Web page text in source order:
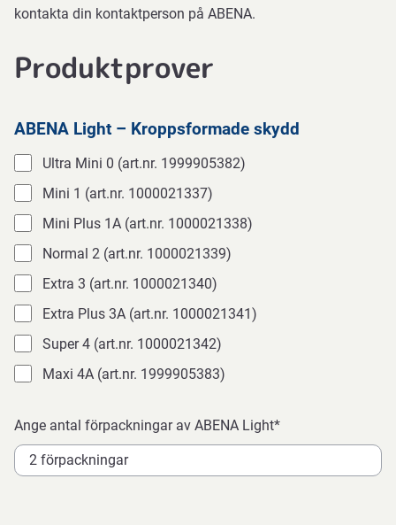
kontakta din kontaktperson på ABENA.
Produktprover
ABENA Light – Kroppsformade skydd
Ultra Mini 0 (art.nr. 1999905382)
Mini 1 (art.nr. 1000021337)
Mini Plus 1A (art.nr. 1000021338)
Normal 2 (art.nr. 1000021339)
Extra 3 (art.nr. 1000021340)
Extra Plus 3A (art.nr. 1000021341)
Super 4 (art.nr. 1000021342)
Maxi 4A (art.nr. 1999905383)
Ange antal förpackningar av ABENA Light*